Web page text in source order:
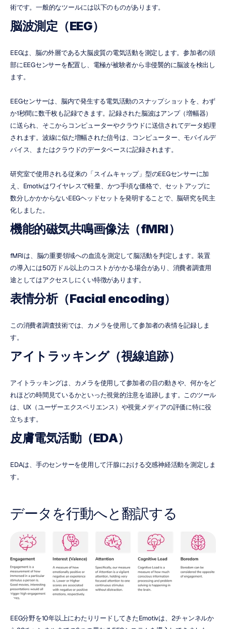
術です。一般的なツールには以下のものがあります。
脳波測定（EEG）
EEGは、脳の外層である大脳皮質の電気活動を測定します。参加者の頭
部にEEGセンサーを配置し、電極が被験者から非侵襲的に脳波を検出し
ます。
EEGセンサーは、脳内で発生する電気活動のスナップショットを、わず
か1秒間に数千枚も記録できます。記録された脳波はアンプ（増幅器）
に送られ、そこからコンピューターやクラウドに送信されてデータ処理
されます。波線に似た増幅された信号は、コンピューター、モバイルデ
バイス、またはクラウドのデータベースに記録されます。
研究室で使用される従来の「スイムキャップ」型のEEGセンサーに加
え、Emotivはワイヤレスで軽量、かつ手頃な価格で、セットアップに
数分しかかからないEEGヘッドセットを発明することで、脳研究を民主
化しました。
機能的磁気共鳴画像法（fMRI）
fMRIは、脳の重要領域への血流を測定して脳活動を判定します。装置
の導入には50万ドル以上のコストがかかる場合があり、消費者調査用
途としてはアクセスしにくい特徴があります。
表情分析（Facial encoding）
この消費者調査技術では、カメラを使用して参加者の表情を記録しま
す。
アイトラッキング（視線追跡）
アイトラッキングは、カメラを使用して参加者の目の動きや、何かをど
れほどの時間見ているかといった視覚的注意を追跡します。このツール
は、UX（ユーザーエクスペリエンス）や視覚メディアの評価に特に役
立ちます。
皮膚電気活動（EDA）
EDAは、手のセンサーを使用して汗腺における交感神経活動を測定しま
す。
データを行動へと翻訳する
EEG分野を10年以上にわたりリードしてきたEmotivは、2チャンネルか